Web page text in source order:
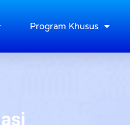
Program Khusus